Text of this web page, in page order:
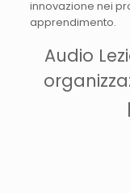
innovazione nei
apprendimento.
Audio